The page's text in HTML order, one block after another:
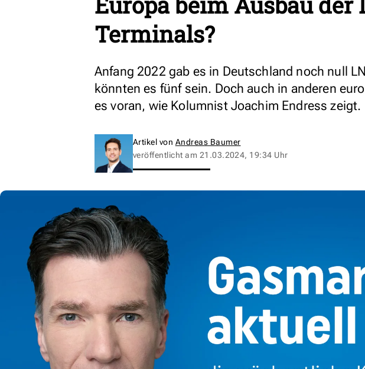
Terminals?
Anfang 2022 gab es in Deutschland noch null
könnten es fünf sein. Doch auch in anderen
es voran, wie Kolumnist Joachim Endress zeigt.
Artikel von Andreas Baumer
veröffentlicht am 21.03.2024, 19:34 Uhr